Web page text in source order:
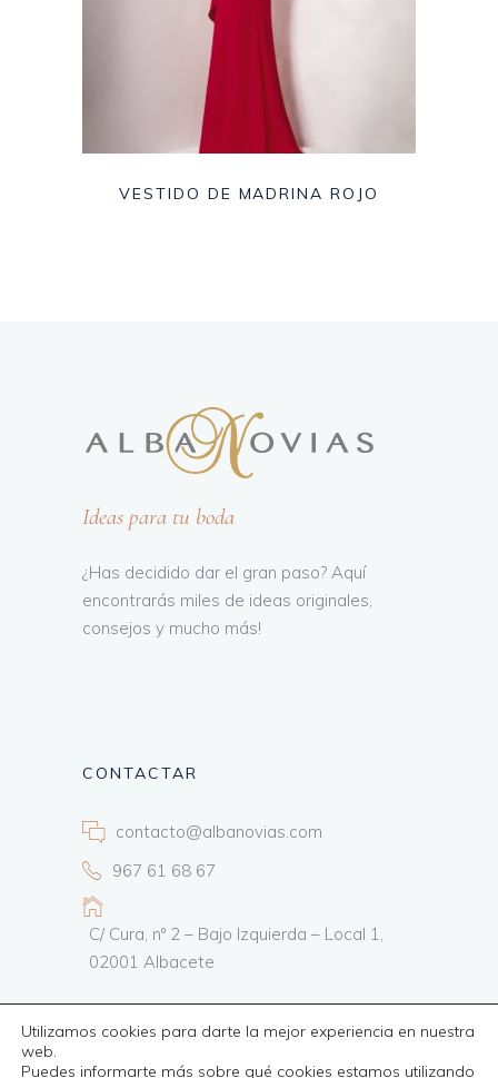
VESTIDO DE MADRINA ROJO
Ideas para tu boda
¿Has decidido dar el gran paso? Aquí
encontrarás miles de ideas originales,
consejos y mucho más!
CONTACTAR
contacto@albanovias.com
967 61 68 67
C/ Cura, nº 2 – Bajo Izquierda – Local 1,
02001 Albacete
Utilizamos cookies para darte la mejor experiencia en nuestra
web.
Puedes informarte más sobre qué cookies estamos utilizando